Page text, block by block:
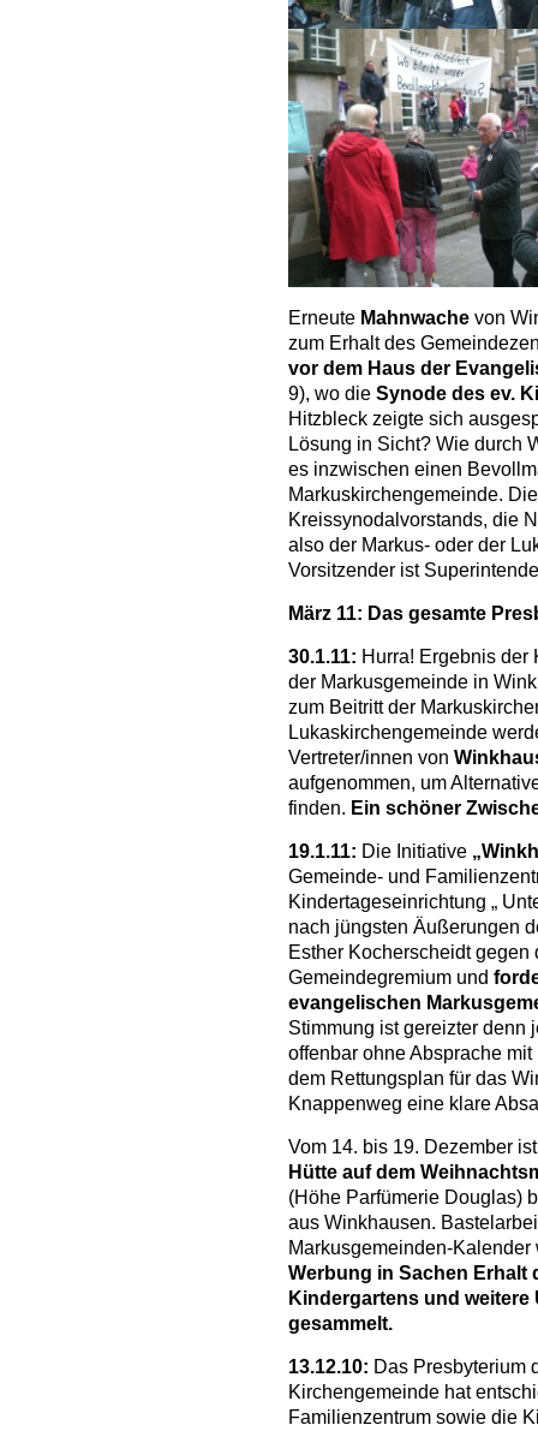
Erneute Mahnwache von
zum Erhalt des
vor dem Haus der
9), wo die Synode des ev.
Hitzbleck zeigte sich
Lösung in Sicht? Wie durch
es inzwischen einen
Markuskirchengemeinde.
Kreissynodalvorstands, die
also der Markus- oder der
Vorsitzender ist
März 11: Das gesamte
30.1.11: Hurra! Ergebnis der
der Markusgemeinde in
zum Beitritt der
Lukaskirchengemeinde
Vertreter/innen von
aufgenommen, um
finden. Ein schöner
19.1.11: Die Initiative
Gemeinde- und
Kindertageseinrichtung „
nach jüngsten Äußerungen
Esther Kocherscheidt
Gemeindegremium und
evangelischen
Stimmung ist gereizter denn
offenbar ohne Absprache
dem Rettungsplan für das
Knappenweg eine klare
Vom 14. bis 19. Dezember
Hütte auf dem
(Höhe Parfümerie Douglas)
aus Winkhausen.
Markusgemeinden-
Werbung in Sachen Erhalt
Kindergartens und
gesammelt.
13.12.10: Das Presbyterium
Kirchengemeinde hat
Familienzentrum sowie die